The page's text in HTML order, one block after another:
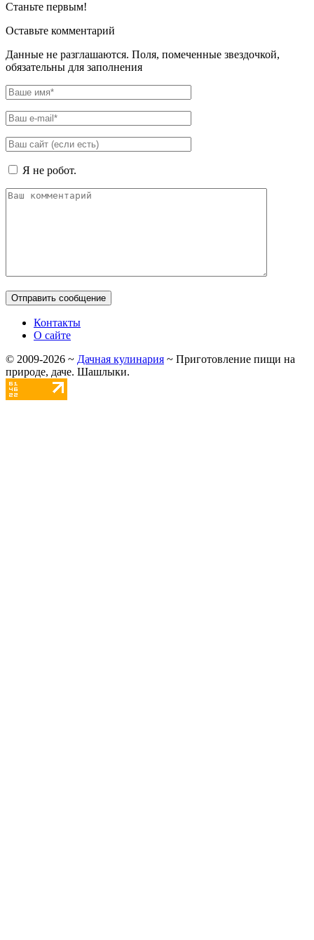
Станьте первым!
Оставьте комментарий
Данные не разглашаются. Поля, помеченные звездочкой,
обязательны для заполнения
Я не робот.
Контакты
О сайте
© 2009-2026 ~ Дачная кулинария ~ Приготовление пищи на
природе, даче. Шашлыки.